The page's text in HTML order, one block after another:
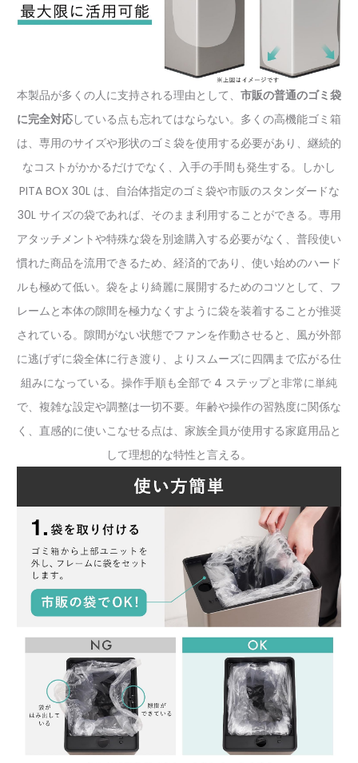
本製品が多くの人に支持される理由として、 市販の普通のゴミ袋
に完全対応している点も忘れてはならない。多くの高機能ゴミ箱
は、専用のサイズや形状のゴミ袋を使用する必要があり、継続的
なコストがかかるだけでなく、入手の手間も発生する。しかし
PITA BOX 30L は、自治体指定のゴミ袋や市販のスタンダードな
30L サイズの袋であれば、そのまま利用することができる。専用
アタッチメントや特殊な袋を別途購入する必要がなく、普段使い
慣れた商品を流用できるため、経済的であり、使い始めのハード
ルも極めて低い。袋をより綺麗に展開するためのコツとして、フ
レームと本体の隙間を極力なくすように袋を装着することが推奨
されている。隙間がない状態でファンを作動させると、風が外部
に逃げずに袋全体に行き渡り、よりスムーズに四隅まで広がる仕
組みになっている。操作手順も全部で 4 ステップと非常に単純
で、複雑な設定や調整は一切不要。年齢や操作の習熟度に関係な
く、直感的に使いこなせる点は、家族全員が使用する家庭用品と
して理想的な特性と言える。